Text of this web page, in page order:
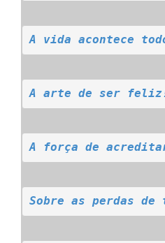
A vida acontece
A arte de ser
A força de
Sobre as perdas de